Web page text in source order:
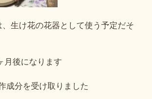
、生け花の花器として使う予定だそ
月後になります
成分を受け取りました